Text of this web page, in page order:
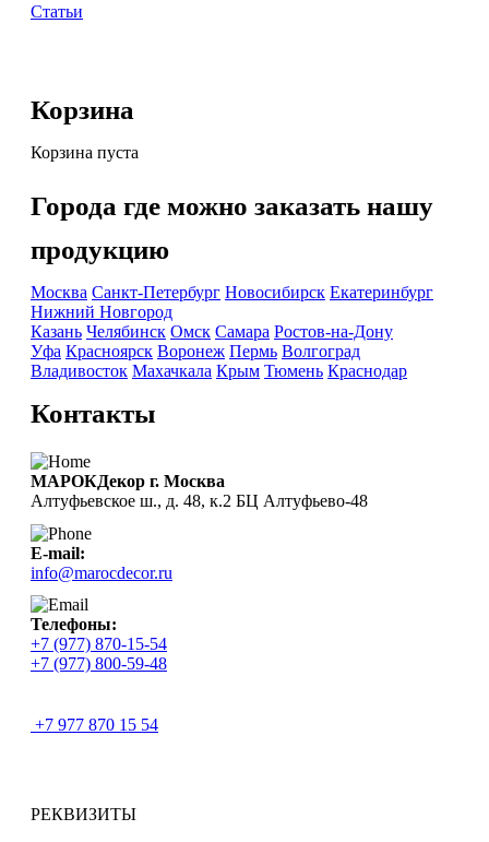
Статьи
Корзина
Корзина пуста
Города где можно заказать нашу
продукцию
Москва Санкт-Петербург Новосибирск Екатеринбург
Нижний Новгород
Казань Челябинск Омск Самара Ростов-на-Дону
Уфа Красноярск Воронеж Пермь Волгоград
Владивосток Махачкала Крым Тюмень Краснодар
Контакты
МАРОКДекор г. Москва
Алтуфьевское ш., д. 48, к.2 БЦ Алтуфьево-48
E-mail:
info@marocdecor.ru
Телефоны:
+7 (977) 870-15-54
+7 (977) 800-59-48
+7 977 870 15 54
РЕКВИЗИТЫ